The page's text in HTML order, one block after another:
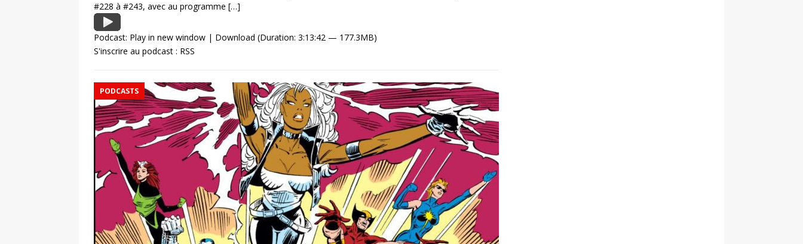
#228 à #243, avec au programme […]
Podcast: Play in new window | Download (Duration: 3:13:42 — 177.3MB)
S'inscrire au podcast : RSS
PODCASTS